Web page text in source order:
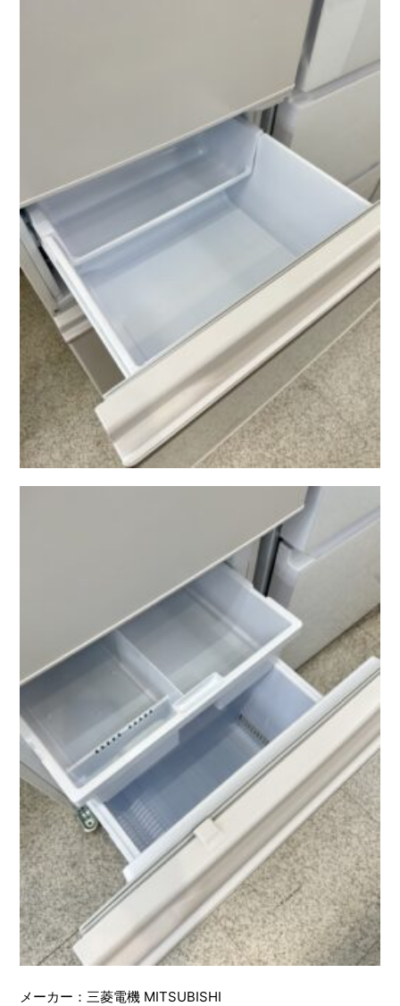
メーカー：三菱電機 MITSUBISHI